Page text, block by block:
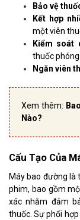
Bảo vệ
Kết hợp
một viên
Kiểm soát
thuốc
Ngăn viên
Xem thêm:
Nào?
Cấu Tạo Của
Máy bao đường là
phim, bao gồm
xác nhằm đảm
thuốc. Sự phối